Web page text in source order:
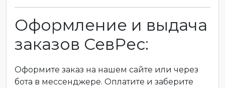
Оформление и выдача
заказов СевРес:
Оформите заказ на нашем сайте или через
бота в мессенджере. Оплатите и заберите